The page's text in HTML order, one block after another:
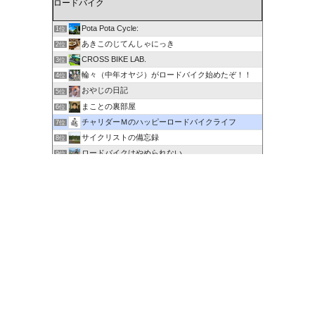
1位 Pota Pota Cycle:
2位 あきこのじてんしゃにっき
3位 CROSS BIKE LAB.
4位 輪々（中年オヤジ）がロードバイク始めたぞ！！
5位 おやじの日記
6位 まことの裏部屋
7位 チャリダーＭのハッピーロードバイクライフ
8位 サイクリストの備忘録
9位 ロードバイクはやめられない